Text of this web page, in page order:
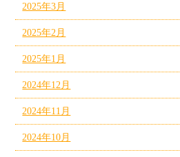
2025年3月
2025年2月
2025年1月
2024年12月
2024年11月
2024年10月